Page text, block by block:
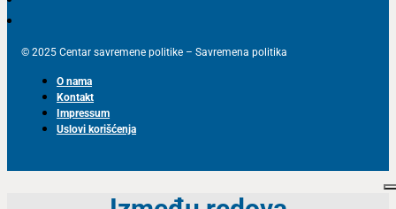
© 2025 Centar savremene politike – Savremena politika
O nama
Kontakt
Impressum
Uslovi korišćenja